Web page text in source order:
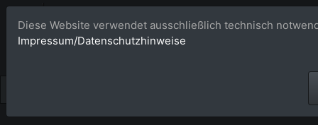
Bildagentur
Diese Website verwendet ausschließlich technisch
Impressum/Datenschutzhinweise